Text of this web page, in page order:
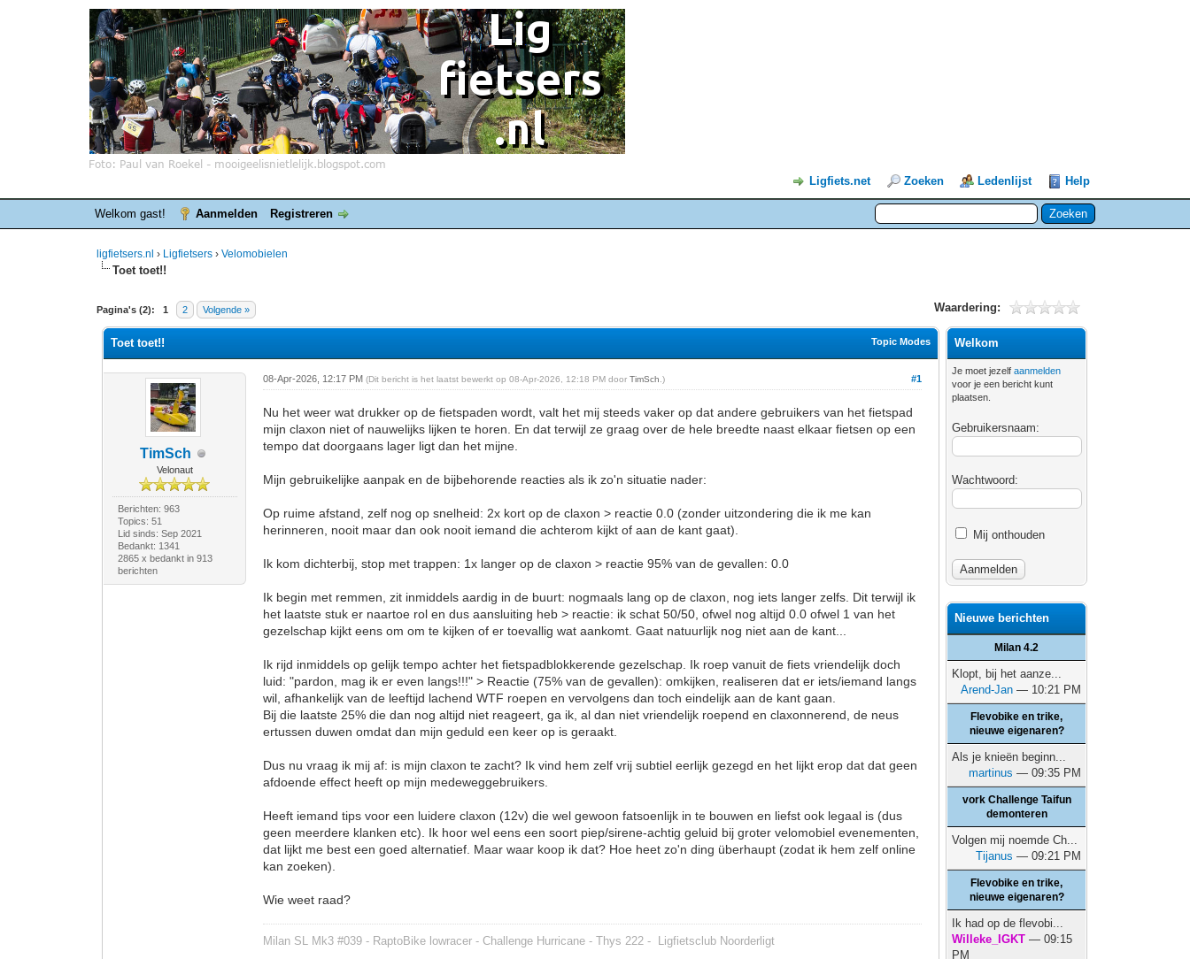
Ligfiets.net Zoeken Ledenlijst Help
Welkom gast! Aanmelden Registreren
ligfietsers.nl › Ligfietsers ›Velomobielen
Toet toet!!
Pagina's (2): 1 2 Volgende » Waardering:
0 stemmen - gemiddelde waardering is 0
1
2
3
4
5
Topic Modes
Toet toet!!
TimSch
Velonaut
Berichten: 963
Topics: 51
Lid sinds: Sep 2021
Bedankt: 1341
2865 x bedankt in 913
berichten
#1
08-Apr-2026, 12:17 PM(Dit bericht is het laatst bewerkt op 08-Apr-2026, 12:18 PM doorTimSch .)
Nu het weer wat drukker op de fietspaden wordt, valt het mij steeds vaker op dat andere gebruikers van het fietspad
mijn claxon niet of nauwelijks lijken te horen. En dat terwijl ze graag over de hele breedte naast elkaar fietsen op een
tempo dat doorgaans lager ligt dan het mijne.
Mijn gebruikelijke aanpak en de bijbehorende reacties als ik zo'n situatie nader:
Op ruime afstand, zelf nog op snelheid: 2x kort op de claxon > reactie 0.0 (zonder uitzondering die ik me kan
herinneren, nooit maar dan ook nooit iemand die achterom kijkt of aan de kant gaat).
Ik kom dichterbij, stop met trappen: 1x langer op de claxon > reactie 95% van de gevallen: 0.0
Ik begin met remmen, zit inmiddels aardig in de buurt: nogmaals lang op de claxon, nog iets langer zelfs. Dit terwijl ik
het laatste stuk er naartoe rol en dus aansluiting heb > reactie: ik schat 50/50, ofwel nog altijd 0.0 ofwel 1 van het
gezelschap kijkt eens om om te kijken of er toevallig wat aankomt. Gaat natuurlijk nog niet aan de kant...
Ik rijd inmiddels op gelijk tempo achter het fietspadblokkerende gezelschap. Ik roep vanuit de fiets vriendelijk doch
luid: "pardon, mag ik er even langs!!!" > Reactie (75% van de gevallen): omkijken, realiseren dat er iets/iemand langs
wil, afhankelijk van de leeftijd lachend WTF roepen en vervolgens dan toch eindelijk aan de kant gaan.
Bij die laatste 25% die dan nog altijd niet reageert, ga ik, al dan niet vriendelijk roepend en claxonnerend, de neus
ertussen duwen omdat dan mijn geduld een keer op is geraakt.
Dus nu vraag ik mij af: is mijn claxon te zacht? Ik vind hem zelf vrij subtiel eerlijk gezegd en het lijkt erop dat dat geen
afdoende effect heeft op mijn medeweggebruikers.
Heeft iemand tips voor een luidere claxon (12v) die wel gewoon fatsoenlijk in te bouwen en liefst ook legaal is (dus
geen meerdere klanken etc). Ik hoor wel eens een soort piep/sirene-achtig geluid bij groter velomobiel evenementen,
dat lijkt me best een goed alternatief. Maar waar koop ik dat? Hoe heet zo'n ding überhaupt (zodat ik hem zelf online
kan zoeken).
Wie weet raad?
Milan SL Mk3 #039 - RaptoBike lowracer - Challenge Hurricane - Thys 222 - Ligfietsclub Noorderligt
Welkom
Je moet jezelfaanmelden
voor je een bericht kunt
plaatsen.
Gebruikersnaam:
Wachtwoord:
Mij onthouden
Nieuwe berichten
Milan 4.2
Klopt, bij het aanze...
Arend-Jan — 10:21 PM
Flevobike en trike,
nieuwe eigenaren?
Als je knieën beginn...
martinus — 09:35 PM
vork Challenge Taifun
demonteren
Volgen mij noemde Ch...
Tijanus — 09:21 PM
Flevobike en trike,
nieuwe eigenaren?
Ik had op de flevobi...
Willeke_IGKT — 09:15
PM